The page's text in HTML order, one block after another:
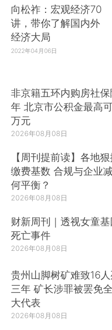
向松祚：宏观经济70
讲，带你了解国内外
经济大局
2022年04月06日
非京籍五环内购房社
年 北京市公积金最高
万元
2026年08月08日
【周刊提前读】各地
缴费基数 合规与企业
何平衡？
2026年08月08日
财新周刊｜透视女童
死亡事件
2026年08月08日
贵州山脚树矿难致16
三年 矿长涉罪被罢免
大代表
2026年08月08日